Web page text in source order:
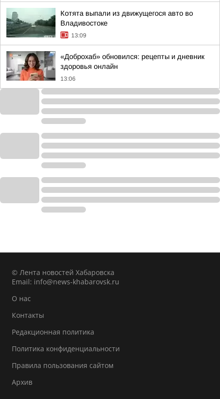
Котята выпали из движущегося авто во
Владивостоке
13:09
«Доброхаб» обновился: рецепты и дневник
здоровья онлайн
13:06
© Лента новостей Хабаровска
Email: info@news-khabarovsk.ru
О нас
Контакты
Редакционная политика
Политика конфиденциальности
Правила пользования сайтом
Архив